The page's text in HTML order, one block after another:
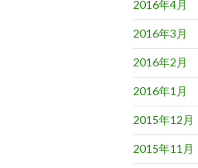
2016年4月
2016年3月
2016年2月
2016年1月
2015年12月
2015年11月